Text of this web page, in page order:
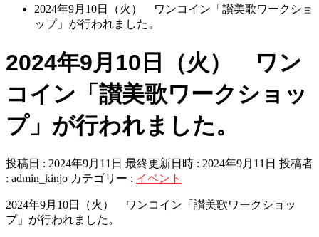
2024年9月10日（火） ワンコイン「讃美歌ワークショ
ップ」が行われました。
2024年9月10日（火） ワン
コイン「讃美歌ワークショッ
プ」が行われました。
投稿日 : 2024年9月11日 最終更新日時 : 2024年9月11日 投稿者
: admin_kinjo カテゴリー : イベント
2024年9月10日（火） ワンコイン「讃美歌ワークショッ
プ」が行われました。